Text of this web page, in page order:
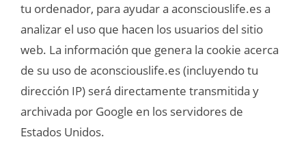
tu ordenador, para ayudar a aconsciouslife.es a
analizar el uso que hacen los usuarios del sitio
web. La información que genera la cookie acerca
de su uso de aconsciouslife.es (incluyendo tu
dirección IP) será directamente transmitida y
archivada por Google en los servidores de
Estados Unidos.